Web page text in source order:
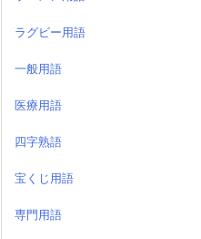
ラグビー用語
一般用語
医療用語
四字熟語
宝くじ用語
専門用語